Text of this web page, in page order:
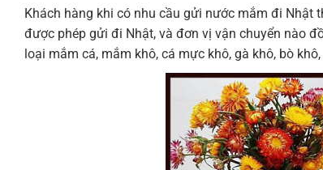
Khách hàng khi có nhu cầu gửi nước mắm đi Nhật
được phép gửi đi Nhật, và đơn vị vận chuyển nào
loại mắm cá, mắm khô, cá mực khô, gà khô, bò